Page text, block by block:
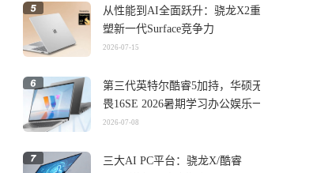
从性能到AI全面跃升：骁龙X2重
塑新一代Surface竞争力
2026-07-15
第三代英特尔酷睿5加持，华硕无
畏16SE 2026暑期学习办公娱乐一
机搞定
2026-07-08
三大AI PC平台：骁龙X/酷睿